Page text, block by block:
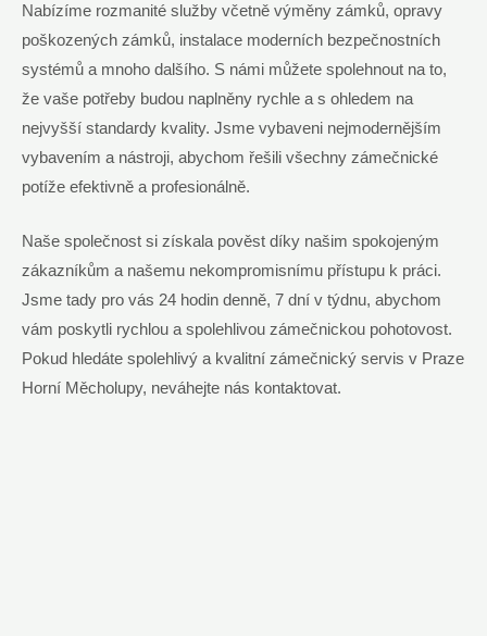
Nabízíme rozmanité služby včetně výměny zámků, opravy
poškozených zámků, instalace ⁢moderních bezpečnostních
systémů a mnoho dalšího. S námi můžete spolehnout na to,
že vaše potřeby budou‌ naplněny rychle a s ohledem na
nejvyšší standardy kvality. Jsme vybaveni nejmodernějším
vybavením a nástroji, abychom řešili všechny zámečnické
potíže efektivně a profesionálně.
Naše společnost ⁣si získala pověst díky ‍našim spokojeným
zákazníkům a našemu nekompromisnímu přístupu ​k práci.
Jsme tady pro vás 24 hodin denně, 7 dní​ v týdnu, abychom
vám poskytli rychlou a spolehlivou zámečnickou pohotovost.⁣
Pokud hledáte spolehlivý a kvalitní zámečnický ‌servis v Praze
Horní Měcholupy, neváhejte nás kontaktovat.